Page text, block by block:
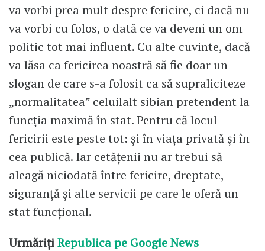
va vorbi prea mult despre fericire, ci dacă nu
va vorbi cu folos, o dată ce va deveni un om
politic tot mai influent. Cu alte cuvinte, dacă
va lăsa ca fericirea noastră să fie doar un
slogan de care s-a folosit ca să supraliciteze
„normalitatea” celuilalt sibian pretendent la
funcţia maximă în stat. Pentru că locul
fericirii este peste tot: şi în viaţa privată şi în
cea publică. Iar cetăţenii nu ar trebui să
aleagă niciodată între fericire, dreptate,
siguranţă şi alte servicii pe care le oferă un
stat funcţional.
UrmărițiRepublica pe Google News